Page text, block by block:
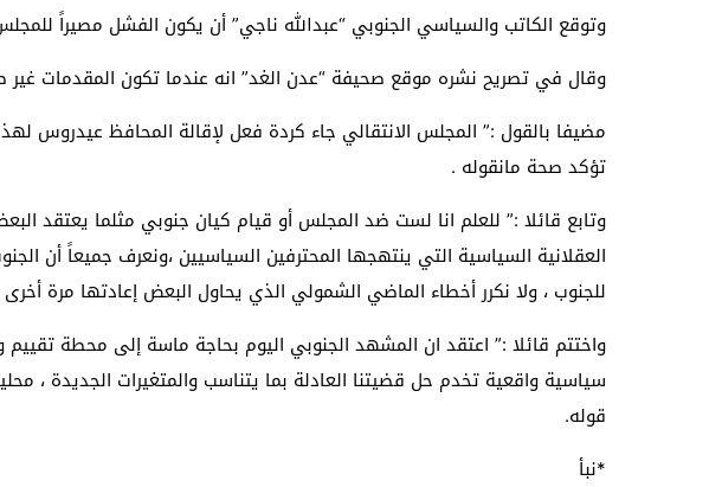
وتوقع الكاتب والسياسي الجنوبي “عبدالله ناجي” أن يكون الفشل مصيراً
وقال في تصريح نشره موقع صحيفة “عدن الغد” انه عندما تكون المقدمات غير
مضيفا بالقول :” المجلس الانتقالي جاء كردة فعل لإقالة المحافظ عيدروس
تؤكد صحة مانقوله .
وتابع قائلا :” للعلم انا لست ضد المجلس أو قيام كيان جنوبي مثلما يعتقد
العقلانية السياسية التي ينتهجها المحترفين السياسيين ،ونعرف جميعاً أن
للجنوب ، ولا نكرر أخطاء الماضي الشمولي الذي يحاول البعض إعادتها مرة أخرى
واختتم قائلا :” اعتقد ان المشهد الجنوبي اليوم بحاجة ماسة إلى محطة
سياسية واقعية تخدم حل قضيتنا العادلة بما يتناسب والمتغيرات الجديدة ،
قوله.
*نبأ